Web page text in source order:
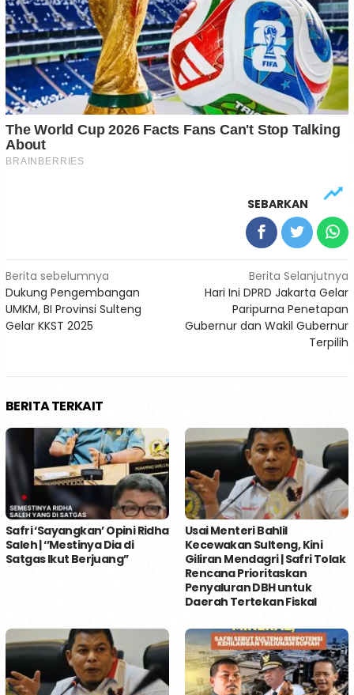
SEBARKAN
Navigasi
pos
Berita sebelumnya
Dukung Pengembangan
UMKM, BI Provinsi Sulteng
Gelar KKST 2025
Berita Selanjutnya
Hari Ini DPRD Jakarta Gelar
Paripurna Penetapan
Gubernur dan Wakil Gubernur
Terpilih
BERITA TERKAIT
Safri ‘Sayangkan’ Opini Ridha
Saleh | ‘’Mestinya Dia di
Satgas Ikut Berjuang’’
Usai Menteri Bahlil
Kecewakan Sulteng, Kini
Giliran Mendagri | Safri Tolak
Rencana Prioritaskan
Penyaluran DBH untuk
Daerah Tertekan Fiskal